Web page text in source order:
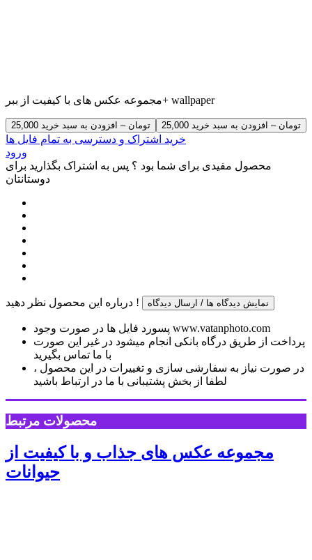
مجموعه عکس های با کیفیت از ببر+ wallpaper
25,000 تومان – افزودن به سبد خرید
خرید اشتراک و دسترسی به تمام فایل ها
ورود
محصول مفیدی برای شما بود ؟ پس به اشتراک بگذارید برای
دوستانتان
درباره این محصول نظر دهید ! نمایش دیدگاه ها / ارسال دیدگاه
پسورد فایل ها در صورت وجود www.vatanphoto.com
پرداخت از طریق درگاه بانکی انجام میشود در غیر این صورت
با ما تماس بگیرید
در صورت نیاز به سفارشی سازی و تغییرات در این محصول ،
لطفا از بخش پشتیبانی با ما در ارتباط باشید
محصولات مرتبط
مجموعه عکس های جذاب و با کیفیت از
حیوانات